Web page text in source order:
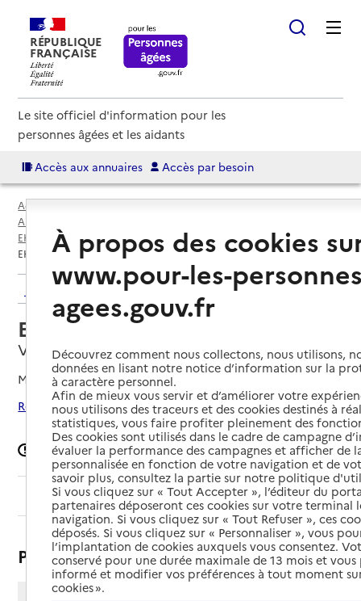
RÉPUBLIQUE
FRANÇAISE
Le site officiel d'information pour les
personnes âgées et les aidants
Accès aux annuaires Accès par besoin
Accueil
Annuaire EHPAD et maisons de retraite
EHPAD par département
Vendée (85)
Vairé
EHPAD Le Parc de l'Auzance
Retour aux résultats de l'annuaire
EHPAD Le Parc de l'Auzance
Vairé, VENDEE
Mis à jour le12/06/2025
Rechercher les établissements autour de Vairé
Signaler une erreur
Sommaire
Présentation
À propos des cookies
www.pour-les-
agees.gouv.fr
Découvrez comment nous collectons, nous utilisons,
données en lisant notre notice d’information sur la
à caractère personnel.
Afin de mieux vous servir et d’améliorer votre
nous utilisons des traceurs et des cookies destinés à
statistiques, vous faire profiter pleinement des
Des cookies sont utilisés dans le cadre de campagne
évaluer la performance des campagnes et afficher de
personnalisée en fonction de votre navigation et de
savoir plus, consultez la partie sur notre politique
Si vous cliquez sur « Tout Accepter », l’éditeur du
partenaires déposeront ces cookies sur votre terminal
navigation. Si vous cliquez sur « Tout Refuser », ces
déposés. Si vous cliquez sur « Personnaliser », vous
l’implantation de cookies auxquels vous consentez.
conservé pour une durée maximale de 13 mois et
informé et modifier vos préférences à tout moment
cookies ».